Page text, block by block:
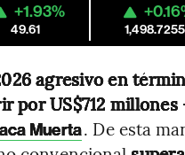
+1.93%
49.61 1,498.7255
agresivo en
por US$712
Muerta. De esta